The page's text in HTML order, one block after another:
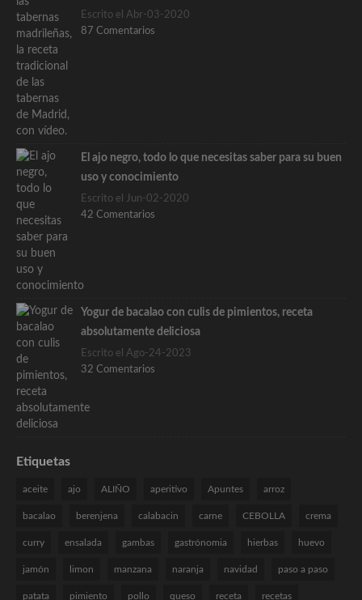
Escrito el Abr-03-2020
87 Comentarios
El ajo negro, todo lo que necesitas saber para su buen
uso y conocimiento
Escrito el Jun-02-2020
42 Comentarios
Yogur de bacalao con culis de pimientos, receta
absolutamente deliciosa
Escrito el Ago-24-2023
32 Comentarios
Etiquetas
aceite ajo ALIÑO aperitivo Apuntes arroz
bacalao berenjena calabacin carne CEBOLLA crema
curry ensalada gambas gastrónomia hierbas huevo
jamón limon manzana naranja navidad paso a paso
patata pimiento pollo queso receta recetas